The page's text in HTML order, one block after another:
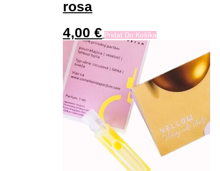
rosa
4,00 € Pridať Do Košíka